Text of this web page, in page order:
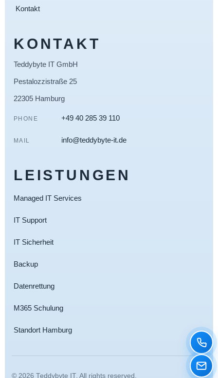
KONTAKT
Teddybyte IT GmbH
Pestalozzistraße 25
22305 Hamburg
PHONE +49 40 285 39 110
MAIL info@teddybyte-it.de
Kontakt
LEISTUNGEN
Managed IT Services
IT Support
IT Sicherheit
Backup
Datenrettung
M365 Schulung
Standort Hamburg
© 2026 Teddybyte IT. All rights reserved.